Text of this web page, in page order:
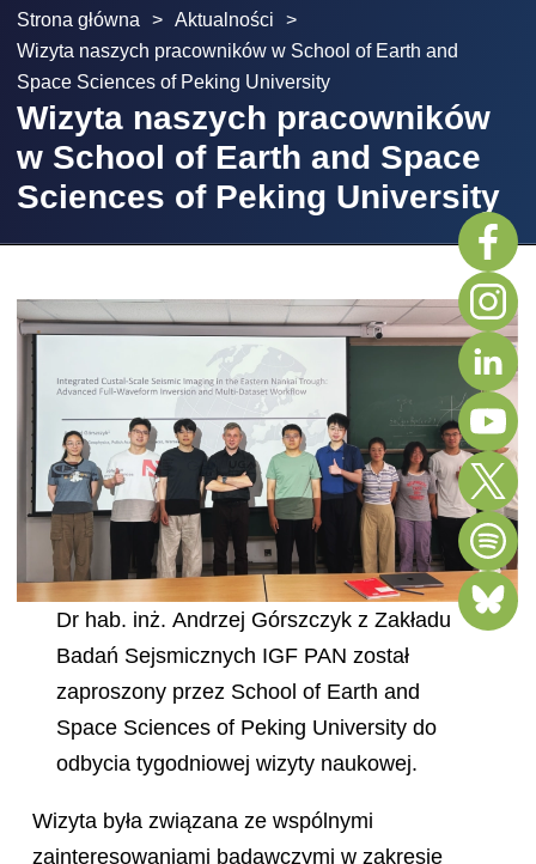
Strona główna > Aktualności
>
Wizyta naszych pracowników w School of Earth and
Space Sciences of Peking University
Wizyta naszych pracowników
w School of Earth and Space
Sciences of Peking University
Dr hab. inż. Andrzej Górszczyk z Zakładu
Badań Sejsmicznych IGF PAN został
zaproszony przez School of Earth and
Space Sciences of Peking University do
odbycia tygodniowej wizyty naukowej.
Wizyta była związana ze wspólnymi
zainteresowaniami badawczymi w zakresie